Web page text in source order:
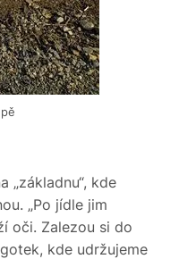
„základnu“, kde
„Po jídle jim
oči. Zalezou si do
kde udržujeme